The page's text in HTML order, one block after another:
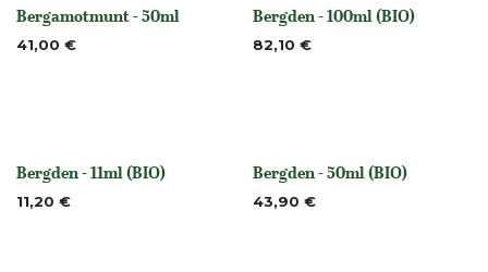
None
Bergamotmunt - 50ml
41,00 € None
Bergden - 100ml (BIO)
82,10 €
None
Bergden - 11ml (BIO)
11,20 € None
Bergden - 50ml (BIO)
43,90 €